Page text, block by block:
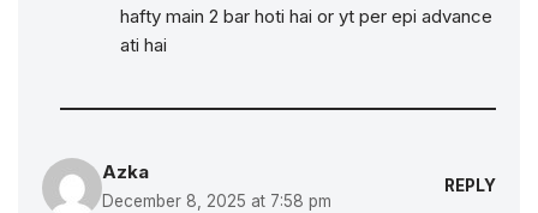
hafty main 2 bar hoti hai or yt per epi advance
ati hai
Azka
December 8, 2025 at 7:58 pm
REPLY